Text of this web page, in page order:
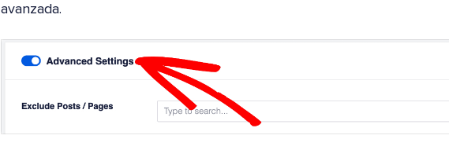
avanzada.